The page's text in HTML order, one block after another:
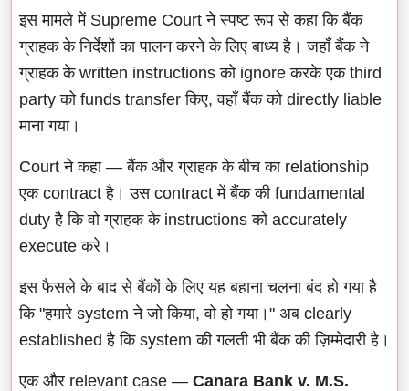
इस मामले में Supreme Court ने स्पष्ट रूप से कहा कि बैंक
ग्राहक के निर्देशों का पालन करने के लिए बाध्य है। जहाँ बैंक ने
ग्राहक के written instructions को ignore करके एक third
party को funds transfer किए, वहाँ बैंक को directly liable
माना गया।
Court ने कहा — बैंक और ग्राहक के बीच का relationship
एक contract है। उस contract में बैंक की fundamental
duty है कि वो ग्राहक के instructions को accurately
execute करे।
इस फैसले के बाद से बैंकों के लिए यह बहाना चलना बंद हो गया है
कि "हमारे system ने जो किया, वो हो गया।" अब clearly
established है कि system की गलती भी बैंक की ज़िम्मेदारी है।
एक और relevant case — Canara Bank v. M.S.